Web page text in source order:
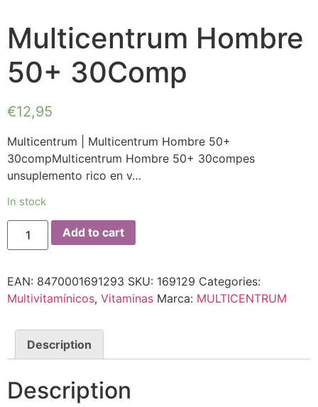
Multicentrum Hombre
50+ 30Comp
€12,95
Multicentrum | Multicentrum Hombre 50+
30compMulticentrum Hombre 50+ 30compes
unsuplemento rico en v…
In stock
Add to cart
EAN: 8470001691293 SKU: 169129 Categories:
Multivitamínicos, Vitaminas Marca: MULTICENTRUM
Description
Description